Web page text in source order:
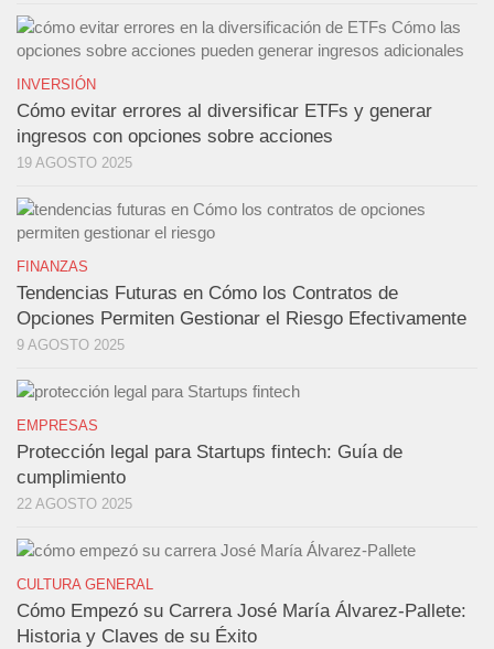
INVERSIÓN
Cómo evitar errores al diversificar ETFs y generar
ingresos con opciones sobre acciones
19 AGOSTO 2025
FINANZAS
Tendencias Futuras en Cómo los Contratos de
Opciones Permiten Gestionar el Riesgo Efectivamente
9 AGOSTO 2025
EMPRESAS
Protección legal para Startups fintech: Guía de
cumplimiento
22 AGOSTO 2025
CULTURA GENERAL
Cómo Empezó su Carrera José María Álvarez-Pallete:
Historia y Claves de su Éxito